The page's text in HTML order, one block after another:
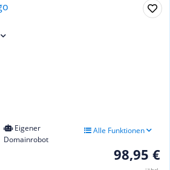
Eigener
Domainrobot
Alle Funktionen
98,95 €